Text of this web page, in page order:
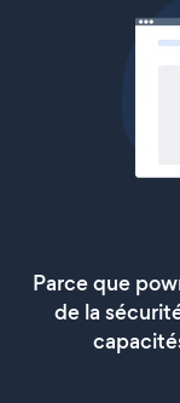
Parce que
de la